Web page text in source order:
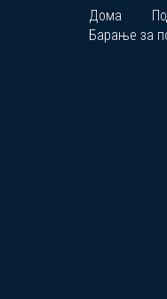
Дома
Барање за